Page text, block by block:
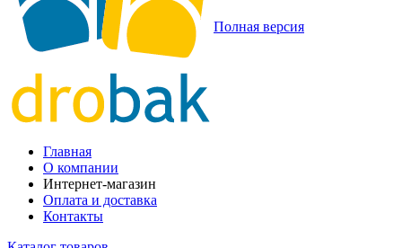
Полная версия
Главная
О компании
Интернет-магазин
Оплата и доставка
Контакты